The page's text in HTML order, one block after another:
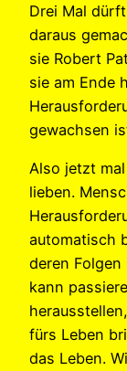
Drei Mal
daraus
sie Robert
sie am Ende
gewachsen
Also jetzt mal
lieben.
automatisch
deren
kann
fürs Leben
das Leben.